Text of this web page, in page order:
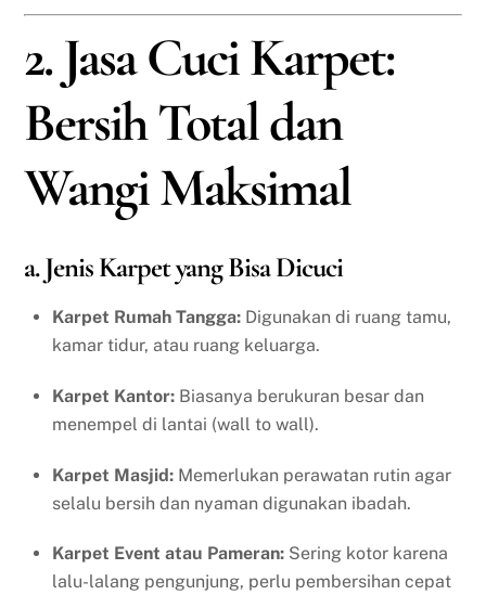
2. Jasa Cuci Karpet:
Bersih Total dan
Wangi Maksimal
a. Jenis Karpet yang Bisa Dicuci
Karpet Rumah Tangga: Digunakan di ruang tamu,
kamar tidur, atau ruang keluarga.
Karpet Kantor: Biasanya berukuran besar dan
menempel di lantai (wall to wall).
Karpet Masjid: Memerlukan perawatan rutin agar
selalu bersih dan nyaman digunakan ibadah.
Karpet Event atau Pameran: Sering kotor karena
lalu-lalang pengunjung, perlu pembersihan cepat